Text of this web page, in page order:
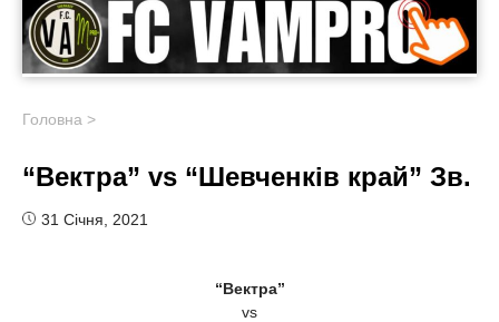
Головна >
“Вектра” vs “Шевченків край” Зв.
31 Січня, 2021
“Вектра”
vs